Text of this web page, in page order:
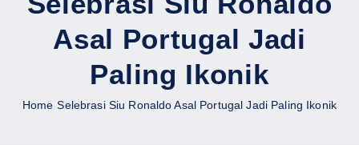
Asal Portugal Jadi
Paling Ikonik
Home Selebrasi Siu Ronaldo Asal Portugal Jadi Paling Ikonik